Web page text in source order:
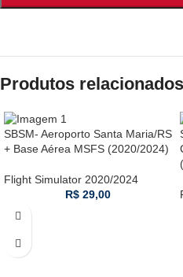
Produtos relacionados
SBSM- Aeroporto Santa Maria/RS
+ Base Aérea MSFS (2020/2024)
Flight Simulator 2020/2024
R$ 29,00